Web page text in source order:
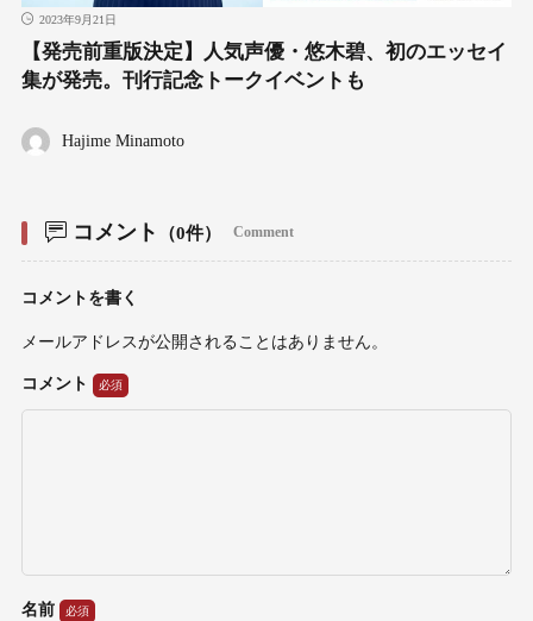
2023年9月21日
【発売前重版決定】人気声優・悠木碧、初のエッセイ
集が発売。刊行記念トークイベントも
Hajime Minamoto
コメント （0件） Comment
コメントを書く
メールアドレスが公開されることはありません。
コメント
名前